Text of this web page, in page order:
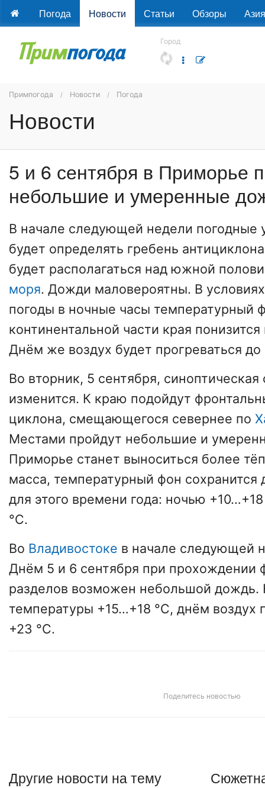
Погода Новости Статьи Обзоры Азия
Город
Примпогода Новости Погода
Новости
5 и 6 сентября в Приморье
небольшие и умеренные
В начале следующей недели погодные
будет определять гребень
будет располагаться над южной
моря. Дожди маловероятны. В
погоды в ночные часы температурный
континентальной части края
Днём же воздух будет прогреваться
Во вторник, 5 сентября, синоптическая
изменится. К краю подойдут
циклона, смещающегося севернее по
Местами пройдут небольшие и
Приморье станет выноситься более
масса, температурный фон сохранится
для этого времени года: ночью
°С.
Во Владивостоке в начале следующей
Днём 5 и 6 сентября при прохождении
разделов возможен небольшой дождь.
температуры +15…+18 °С, днём воздух
+23 °С.
Поделитесь новостью
Другие новости на тему